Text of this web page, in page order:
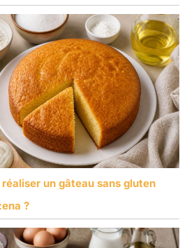
un gâteau sans gluten
?